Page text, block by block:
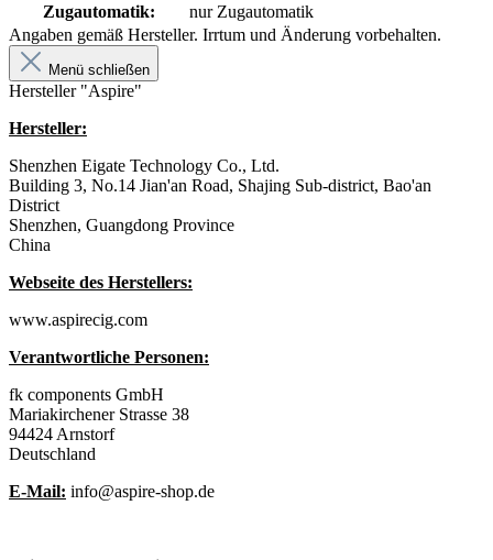
Zugautomatik:
nur Zugautomatik
Angaben gemäß Hersteller. Irrtum und Änderung vorbehalten.
Menü schließen
Hersteller "Aspire"
Hersteller:
Shenzhen Eigate Technology Co., Ltd.
Building 3, No.14 Jian'an Road, Shajing Sub-district, Bao'an
District
Shenzhen, Guangdong Province
China
Webseite des Herstellers:
www.aspirecig.com
Verantwortliche Personen:
fk components GmbH
Mariakirchener Strasse 38
94424 Arnstorf
Deutschland
E-Mail: info@aspire-shop.de